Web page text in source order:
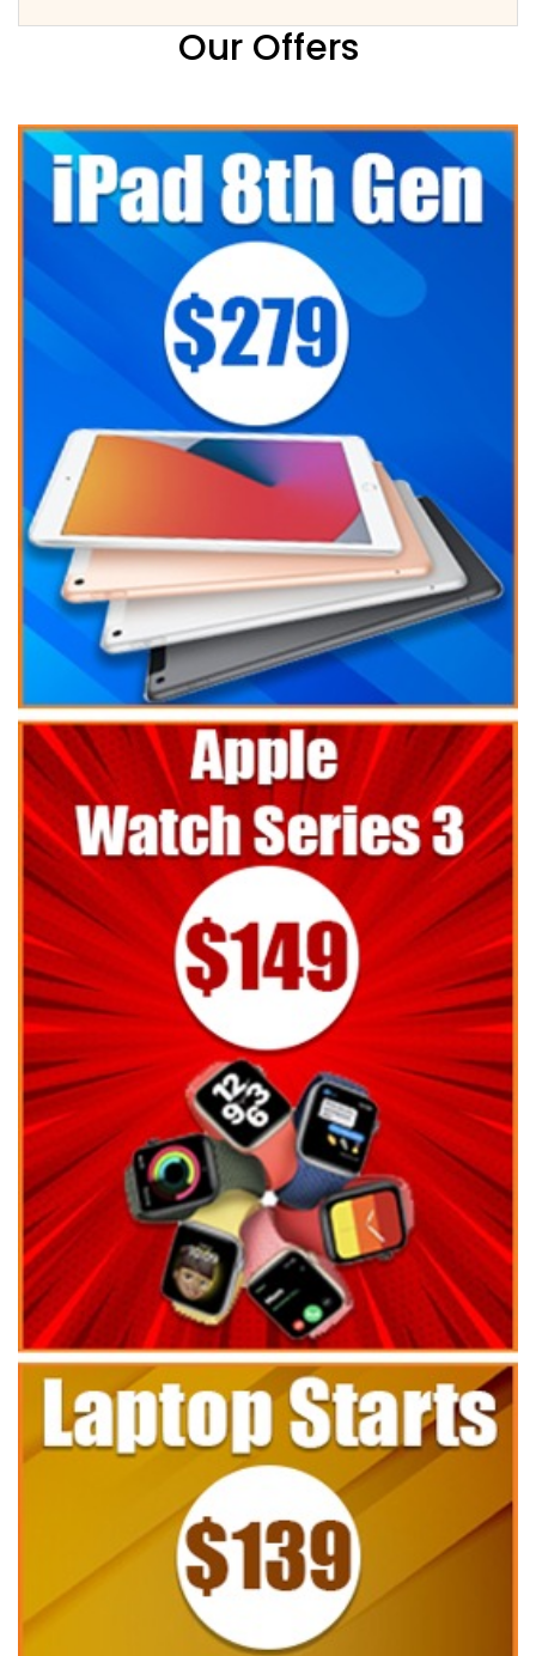
Our Offers